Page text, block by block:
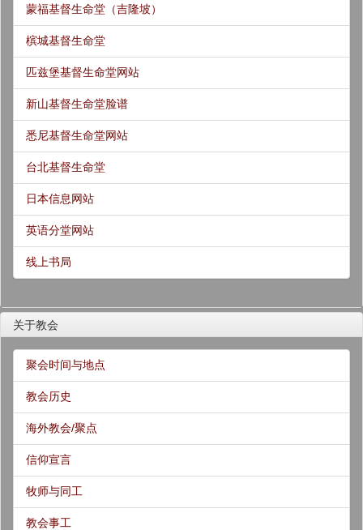
蒙福基督生命堂（吉隆坡）
槟城基督生命堂
匹兹堡基督生命堂网站
新山基督生命堂脸谱
悉尼基督生命堂网站
台北基督生命堂
日本信息网站
英语分堂网站
线上书局
关于教会
聚会时间与地点
教会历史
海外教会/聚点
信仰宣言
牧师与同工
教会事工